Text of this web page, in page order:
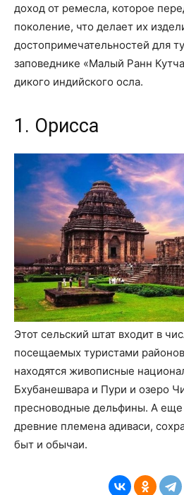
доход от ремесла, которое
поколение, что делает их
достопримечательностей для
заповеднике «Малый Ранн
дикого индийского осла.
1. Орисса
Этот сельский штат входит в
посещаемых туристами
находятся живописные
Бхубанешвара и Пури и озеро
пресноводные дельфины. А
древние племена адиваси,
быт и обычаи.